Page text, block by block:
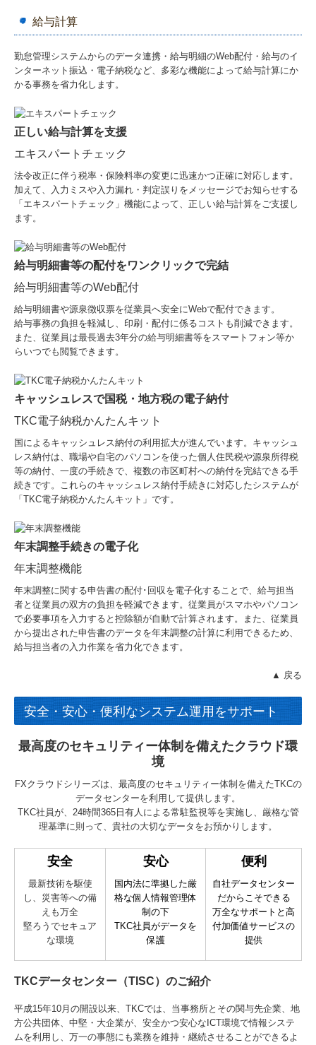
給与計算
勤怠管理システムからのデータ連携・給与明細のWeb配付・給与のイ
ンターネット振込・電子納税など、多彩な機能によって給与計算にか
かる事務を省力化します。
正しい給与計算を支援
エキスパートチェック
法令改正に伴う税率・保険料率の変更に迅速かつ正確に対応します。
加えて、入力ミスや入力漏れ・判定誤りをメッセージでお知らせする
「エキスパートチェック」機能によって、正しい給与計算をご支援し
ます。
給与明細書等の配付をワンクリックで完結
給与明細書等のWeb配付
給与明細書や源泉徴収票を従業員へ安全にWebで配付できます。
給与事務の負担を軽減し、印刷・配付に係るコストも削減できます。
また、従業員は最長過去3年分の給与明細書等をスマートフォン等か
らいつでも閲覧できます。
キャッシュレスで国税・地方税の電子納付
TKC電子納税かんたんキット
国によるキャッシュレス納付の利用拡大が進んでいます。キャッシュ
レス納付は、職場や自宅のパソコンを使った個人住民税や源泉所得税
等の納付、一度の手続きで、複数の市区町村への納付を完結できる手
続きです。これらのキャッシュレス納付手続きに対応したシステムが
「TKC電子納税かんたんキット」です。
年末調整手続きの電子化
年末調整機能
年末調整に関する申告書の配付･回収を電子化することで、給与担当
者と従業員の双方の負担を軽減できます。従業員がスマホやパソコン
で必要事項を入力すると控除額が自動で計算されます。また、従業員
から提出された申告書のデータを年末調整の計算に利用できるため、
給与担当者の入力作業を省力化できます。
▲ 戻る
安全・安心・便利なシステム運用をサポート
最高度のセキュリティー体制を備えたクラウド環
境
FXクラウドシリーズは、最高度のセキュリティー体制を備えたTKCの
データセンターを利用して提供します。
TKC社員が、24時間365日有人による常駐監視等を実施し、厳格な管
理基準に則って、貴社の大切なデータをお預かりします。
安全
最新技術を駆使
し、災害等への備
えも万全
堅ろうでセキュア
な環境
安心
国内法に準拠した厳
格な個人情報管理体
制の下
TKC社員がデータを
保護
便利
自社データセンター
だからこそできる
万全なサポートと高
付加価値サービスの
提供
TKCデータセンター（TISC）のご紹介
平成15年10月の開設以来、TKCでは、当事務所とその関与先企業、地
方公共団体、中堅・大企業が、安全かつ安心なICT環境で情報システ
ムを利用し、万一の事態にも業務を維持・継続させることができるよ